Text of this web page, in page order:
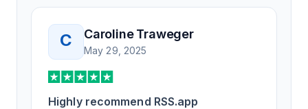
day, but I spoke to someone who was
knowledgeable, kind, and clearly wanted to
understand the issue. It has been a few
weeks, but after many revisions and direct
support, all of my release notes are in a way
that my users understand and find value in.
Honestly, it has been an exceptional
C Caroline Traweger
May 29, 2025
Highly recommend RSS.app